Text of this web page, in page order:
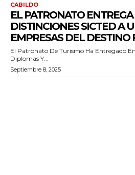
CABILDO
EL PATRONATO ENTREGA
DISTINCIONES SICTED A
EMPRESAS DEL
El Patronato De Turismo Ha Entregado
Diplomas Y...
Septiembre 8, 2025